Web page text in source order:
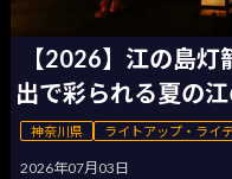
【2026】江の島
出で彩られる夏の
神奈川県 ライトアップ・ライ
2026年07月03日